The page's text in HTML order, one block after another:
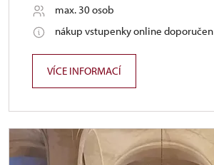
max. 30 osob
nákup vstupenky online doporučen
VÍCE INFORMACÍ